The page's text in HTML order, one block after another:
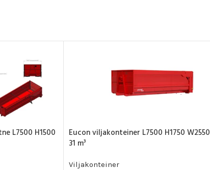
L7500 H1500
Eucon viljakonteiner L7500 H1750 W2550
31 m³
Viljakonteiner